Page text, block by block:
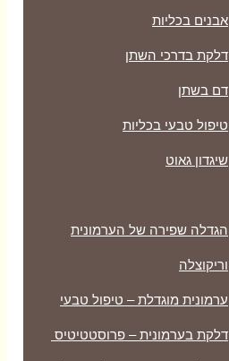
אבנים בכליות
דלקת בדרכי השתן
דם בשתן
טיפול טבעי בכליות
שיגדון גאוט
הגדלה שפירה של הערמונית
וריקוצלה
ערמונית מוגדלת – טיפול טבעי
דלקת בערמונית – פרוסטטיטיס